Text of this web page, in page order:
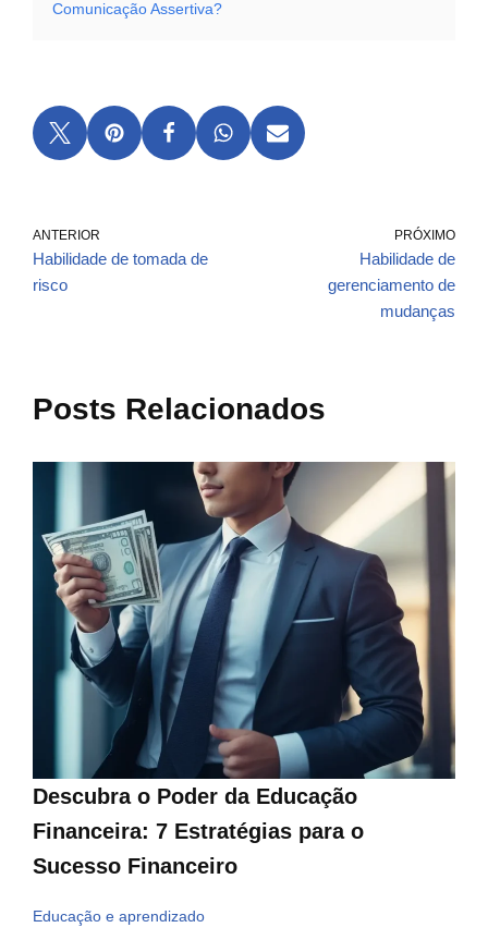
Comunicação Assertiva?
ANTERIOR
Habilidade de tomada de
risco
PRÓXIMO
Habilidade de
gerenciamento de
mudanças
Posts Relacionados
Descubra o Poder da Educação
Financeira: 7 Estratégias para o
Sucesso Financeiro
Educação e aprendizado